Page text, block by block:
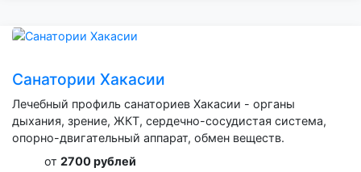
Санатории Хакасии
Лечебный профиль санаториев Хакасии - органы
дыхания, зрение, ЖКТ, сердечно-сосудистая система,
опорно-двигательный аппарат, обмен веществ.
от 2700 рублей